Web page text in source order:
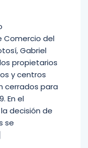
Comercio del
Gabriel
propietarios
y centros
cerrados para
En el
decisión de
se